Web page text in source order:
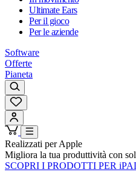
Ultimate Ears
Per il gioco
Per le aziende
Software
Offerte
Pianeta
Realizzati per Apple
Migliora la tua produttività con
SCOPRI I PRODOTTI PER